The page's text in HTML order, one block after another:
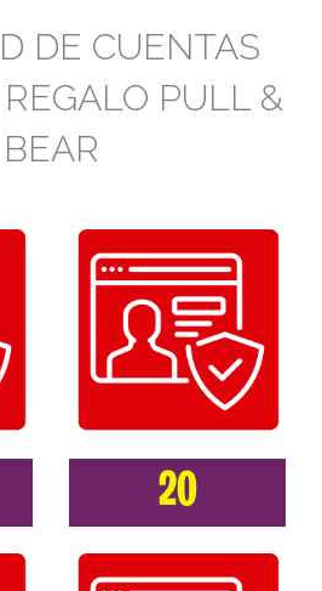
DE CUENTAS
PULL &
BEAR
20